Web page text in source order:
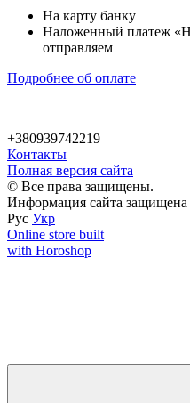
На карту банку
Наложенный платеж
отправляем
Подробнее об оплате
+380939742219
Контакты
Полная версия сайта
© Все права защищены.
Информация сайта защищена
Рус Укр
Online store built
with Horoshop